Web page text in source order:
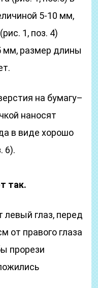
5-10 мм,
1, поз. 4)
размер длины
на бумагу–
наносят
в виде хорошо
6).
так.
левый глаз, перед
от правого глаза
прорези